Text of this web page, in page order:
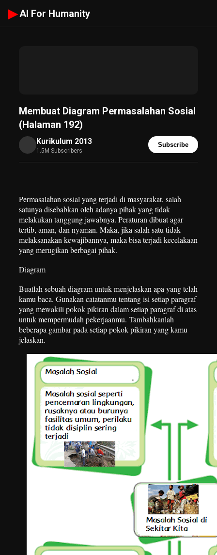
▶ AI For Humanity
Membuat Diagram Permasalahan Sosial
(Halaman 192)
Kurikulum 2013
1.5M Subscribers
Subscribe
Permasalahan sosial yang terjadi di masyarakat, salah
satunya disebabkan oleh adanya pihak yang tidak
melakukan tanggung jawabnya. Peraturan dibuat agar
tertib, aman, dan nyaman. Maka, jika salah satu tidak
melaksanakan kewajibannya, maka bisa terjadi kecelakaan
yang merugikan berbagai pihak.
Diagram
Buatlah sebuah diagram untuk menjelaskan apa yang telah
kamu baca. Gunakan catatanmu tentang isi setiap paragraf
yang mewakili pokok pikiran dalam setiap paragraf di atas
untuk mempermudah pekerjaanmu. Tambahkanlah
beberapa gambar pada setiap pokok pikiran yang kamu
jelaskan.